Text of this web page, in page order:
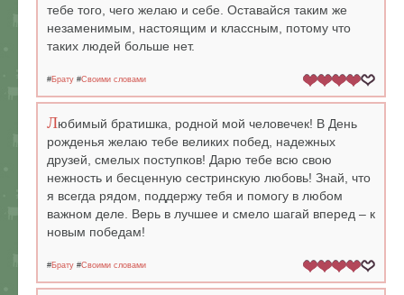
тебе того, чего желаю и себе. Оставайся таким же
незаменимым, настоящим и классным, потому что
таких людей больше нет.
#Брату #Своими словами
Любимый братишка, родной мой человечек! В День
рожденья желаю тебе великих побед, надежных
друзей, смелых поступков! Дарю тебе всю свою
нежность и бесценную сестринскую любовь! Знай, что
я всегда рядом, поддержу тебя и помогу в любом
важном деле. Верь в лучшее и смело шагай вперед – к
новым победам!
#Брату #Своими словами